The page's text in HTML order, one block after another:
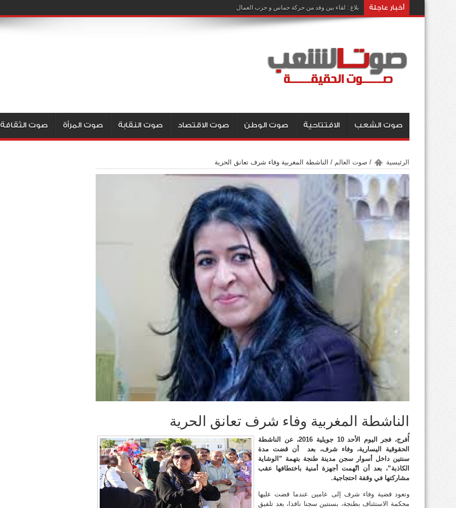
أخبار عاجلة بلاغ : لقاء بين وفد من حركة حماس و حزب العمال
صوت الشعب الافتتاحية صوت الوطن صوت الاقتصاد صوت النقابة صوت المرأة صوت الثقافة
الرئيسية / صوت العالم / الناشطة المغربية وفاء شرف تعانق الحرية
الناشطة المغربية وفاء شرف تعانق الحرية
أُفرج، فجر اليوم الأحد 10 جويلية 2016، عن الناشطة
الحقوقية اليسارية، وفاء شرف، بعد أن قضت مدة
سنتين داخل أسوار سجن مدينة طنجة بتهمة ”الوشاية
الكاذبة”، بعد أن اتّهمت أجهزة أمنية باختطافها عقب
مشاركتها في وقفة احتجاجية.
وتعود قضية وفاء شرف إلى عامين عندما قضت عليها
محكمة الاستئناف بطنجة، بسنتين سجنا نافذا، بعد تلفيق